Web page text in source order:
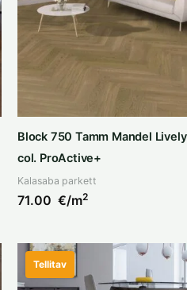
Block 750 Tamm Mandel Lively
col. ProActive+
Kalasaba parkett
71.00 €/m2
Tellitav